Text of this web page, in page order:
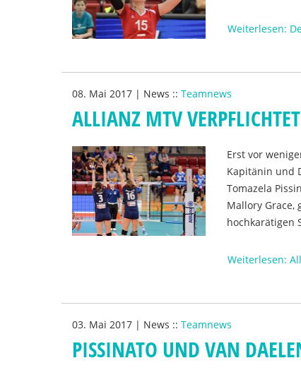
Weiterlesen:
08. Mai 2017 | News :: Teamnews
ALLIANZ MTV
Erst vor
Kapitänin und
Tomazela
Mallory Grace,
hochkarätigen
Weiterlesen:
03. Mai 2017 | News :: Teamnews
PISSINATO UND VAN